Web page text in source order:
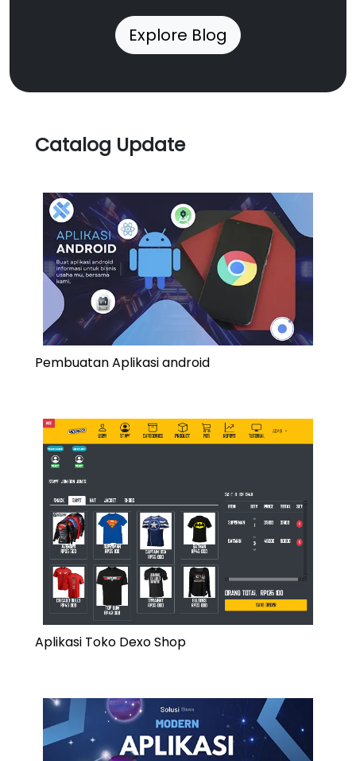
Explore Blog
Catalog Update
Pembuatan Aplikasi android
Aplikasi Toko Dexo Shop